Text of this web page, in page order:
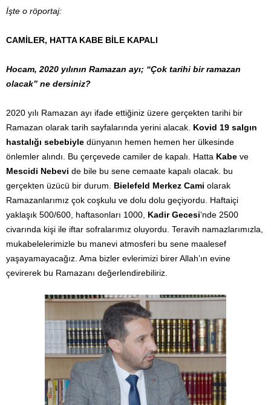
İşte o röportaj:
CAMİLER, HATTA KABE BİLE KAPALI
Hocam, 2020 yılının Ramazan ayı; “Çok tarihi bir ramazan
olacak” ne dersiniz?
2020 yılı Ramazan ayı ifade ettiğiniz üzere gerçekten tarihi bir
Ramazan olarak tarih sayfalarında yerini alacak. Kovid 19 salgın
hastalığı sebebiyle dünyanın hemen hemen her ülkesinde
önlemler alındı. Bu çerçevede camiler de kapalı. Hatta Kabe ve
Mescidi Nebevi de bile bu sene cemaate kapalı olacak. bu
gerçekten üzücü bir durum. Bielefeld Merkez Cami olarak
Ramazanlarımız çok coşkulu ve dolu dolu geçiyordu. Haftaiçi
yaklaşık 500/600, haftasonları 1000, Kadir Gecesi‘nde 2500
civarında kişi ile iftar sofralarımız oluyordu. Teravih namazlarımızla,
mukabelelerimizle bu manevi atmosferi bu sene maalesef
yaşayamayacağız. Ama bizler evlerimizi birer Allah’ın evine
çevirerek bu Ramazanı değerlendirebiliriz.